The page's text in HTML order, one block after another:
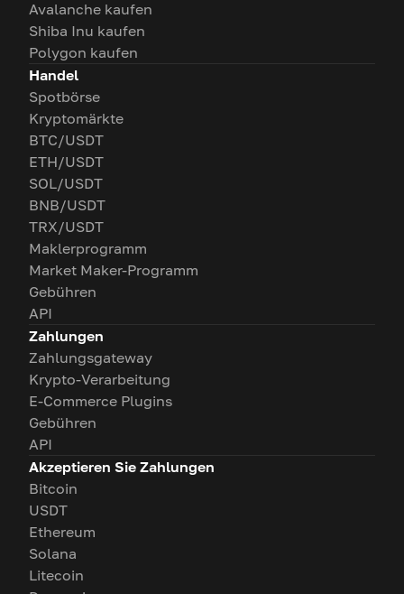
Avalanche kaufen
Shiba Inu kaufen
Polygon kaufen
Handel
Spotbörse
Kryptomärkte
BTC/USDT
ETH/USDT
SOL/USDT
BNB/USDT
TRX/USDT
Maklerprogramm
Market Maker-Programm
Gebühren
API
Zahlungen
Zahlungsgateway
Krypto-Verarbeitung
E-Commerce Plugins
Gebühren
API
Akzeptieren Sie Zahlungen
Bitcoin
USDT
Ethereum
Solana
Litecoin